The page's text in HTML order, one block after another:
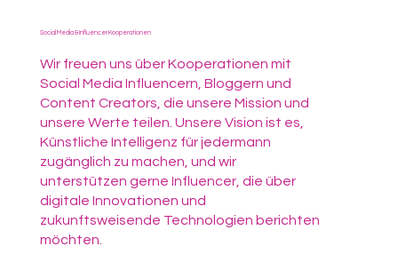
Social Media & Influencer Kooperationen
Wir freuen uns über Kooperationen mit
Social Media Influencern, Bloggern und
Content Creators, die unsere Mission und
unsere Werte teilen. Unsere Vision ist es,
Künstliche Intelligenz für jedermann
zugänglich zu machen, und wir
unterstützen gerne Influencer, die über
digitale Innovationen und
zukunftsweisende Technologien berichten
möchten.